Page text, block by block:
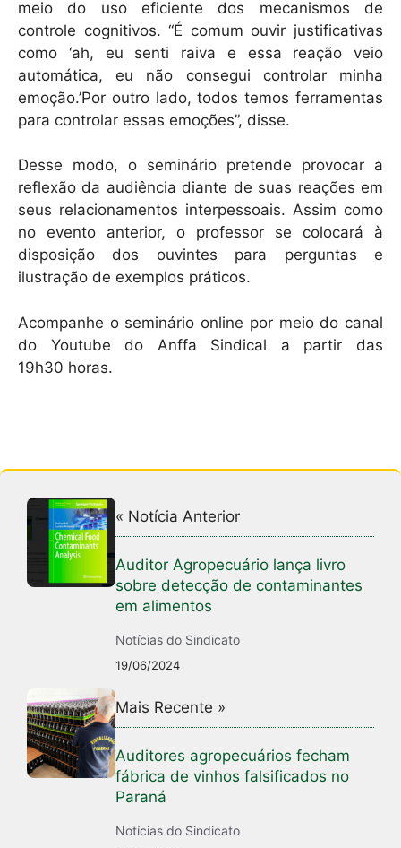
meio do uso eficiente dos mecanismos de
controle cognitivos. “É comum ouvir justificativas
como ‘ah, eu senti raiva e essa reação veio
automática, eu não consegui controlar minha
emoção.’Por outro lado, todos temos ferramentas
para controlar essas emoções”, disse.
Desse modo, o seminário pretende provocar a
reflexão da audiência diante de suas reações em
seus relacionamentos interpessoais. Assim como
no evento anterior, o professor se colocará à
disposição dos ouvintes para perguntas e
ilustração de exemplos práticos.
Acompanhe o seminário online por meio do canal
do Youtube do Anffa Sindical a partir das
19h30 horas.
« Notícia Anterior
Auditor Agropecuário lança livro
sobre detecção de contaminantes
em alimentos
Notícias do Sindicato
19/06/2024
Mais Recente »
Auditores agropecuários fecham
fábrica de vinhos falsificados no
Paraná
Notícias do Sindicato